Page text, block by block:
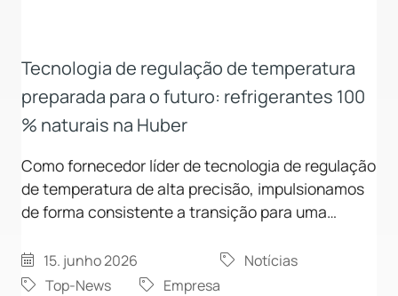
Tecnologia de regulação de temperatura
preparada para o futuro: refrigerantes 100
% naturais na Huber
Como fornecedor líder de tecnologia de regulação
de temperatura de alta precisão, impulsionamos
de forma consistente a transição para uma
próximo passo decisivo: a comercialização de
equipamentos de regulação de temperatura com
15. junho 2026
Notícias
Top-News
Empresa